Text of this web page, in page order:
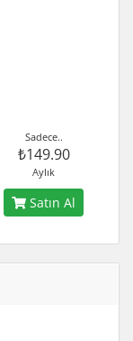
Sadece..
₺149.90
Aylık
Satın Al